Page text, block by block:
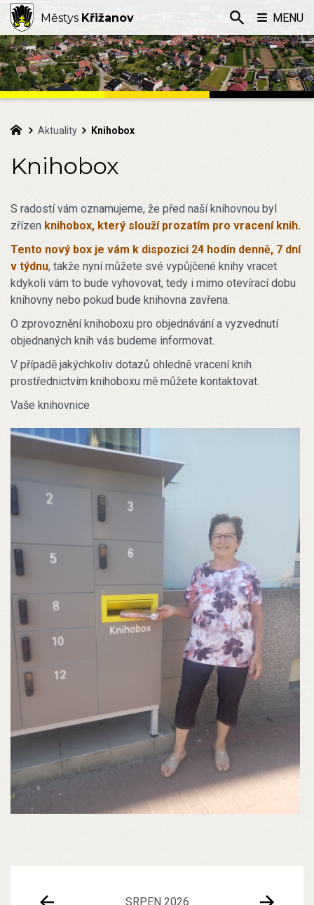
SRPEN 2026
Aktuality Knihobox
Knihobox
S radostí vám oznamujeme, že před naší knihovnou byl
zřízen knihobox, který slouží prozatím pro vracení knih.
Tento nový box je vám k dispozici 24 hodin denně, 7 dní
v týdnu, takže nyní můžete své vypůjčené knihy vracet
kdykoli vám to bude vyhovovat, tedy i mimo otevírací dobu
knihovny nebo pokud bude knihovna zavřena.
O zprovoznění knihoboxu pro objednávání a vyzvednutí
objednaných knih vás budeme informovat.
V případě jakýchkoliv dotazů ohledně vracení knih
prostřednictvím knihoboxu mě můžete kontaktovat.
Vaše knihovnice
Městys Křižanov MENU